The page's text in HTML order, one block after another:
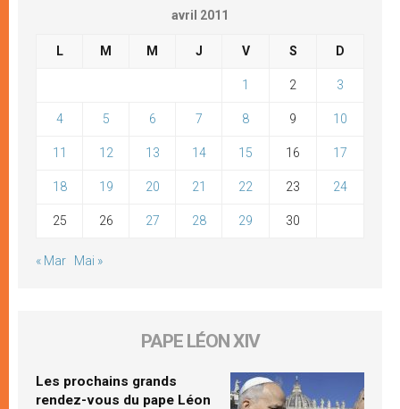
avril 2011
L M M J V S D
1 2 3
4 5 6 7 8 9 10
11 12 13 14 15 16 17
18 19 20 21 22 23 24
25 26 27 28 29 30
« Mar Mai »
PAPE LÉON XIV
Les prochains grands
rendez-vous du pape Léon